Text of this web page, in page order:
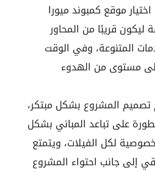
موقع كمبوند ميورا
ليكون قريبًا من المحاور
المتنوعة، وفي الوقت
مستوى من الهدوء
تصميم المشروع بشكل مبتكر،
على تباعد المباني بشكل
لكل الفيلات، ويتمتع
إلى جانب احتواء المشروع